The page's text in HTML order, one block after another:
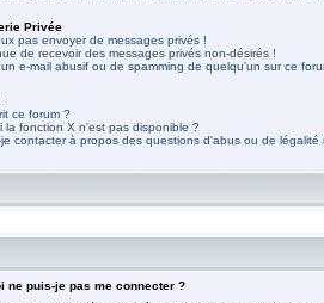
Privée
pas envoyer de messages privés !
de recevoir des messages privés non-désirés !
e-mail abusif ou de spamming de quelqu'un sur ce
ce forum ?
la fonction X n'est pas disponible ?
contacter à propos des questions d'abus ou de légalité
ne puis-je pas me connecter ?